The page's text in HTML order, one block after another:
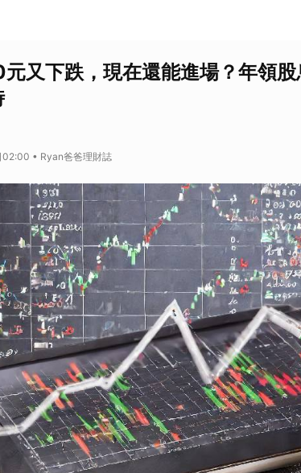
又下跌，現在還能進場？年領
• Ryan爸爸理財誌